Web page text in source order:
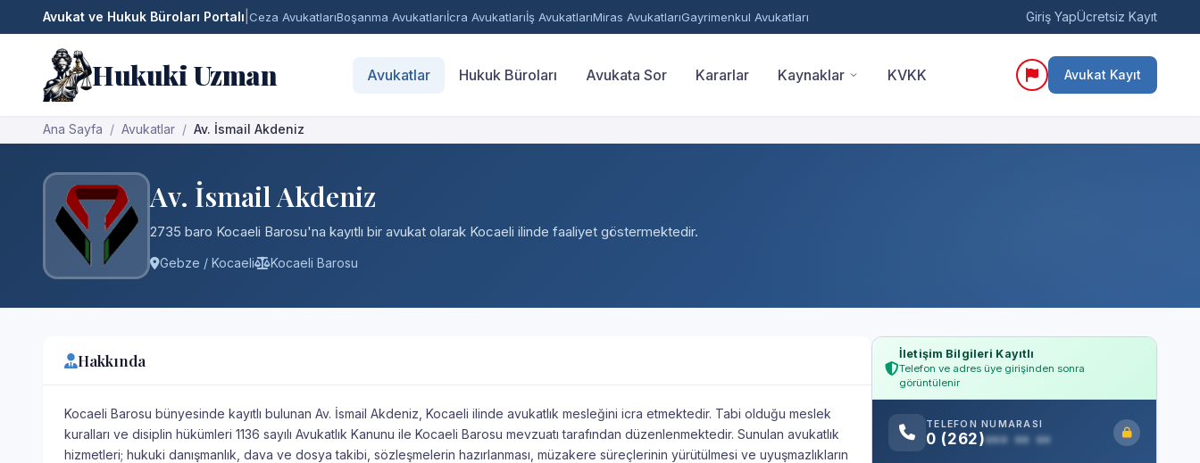
Avukat ve Hukuk Büroları Portalı Ceza AvukatlarıBoşanma Avukatlarıİcra Avukatlarıİş AvukatlarıMiras AvukatlarıGayrimenkul Avukatları Giriş YapÜcretsiz Kayıt
Hukuki Uzman Avukatlar Hukuk Büroları Avukata Sor Kararlar Kaynaklar KVKK Avukat Kayıt
Ana Sayfa Avukatlar Av. İsmail Akdeniz
Av. İsmail Akdeniz
2735 baro Kocaeli Barosu'na kayıtlı bir avukat olarak Kocaeli ilinde faaliyet göstermektedir.
Gebze / Kocaeli Kocaeli Barosu
Hakkında
Kocaeli Barosu bünyesinde kayıtlı bulunan Av. İsmail Akdeniz, Kocaeli ilinde avukatlık mesleğini icra etmektedir. Tabi olduğu meslek
kuralları ve disiplin hükümleri 1136 sayılı Avukatlık Kanunu ile Kocaeli Barosu mevzuatı tarafından düzenlenmektedir. Sunulan avukatlık
hizmetleri; hukuki danışmanlık, dava ve dosya takibi, sözleşmelerin hazırlanması, müzakere süreçlerinin yürütülmesi ve uyuşmazlıkların
İletişim Bilgileri Kayıtlı
Telefon ve adres üye girişinden sonra
görüntülenir
TELEFON NUMARASI
0 (262)••• •• ••